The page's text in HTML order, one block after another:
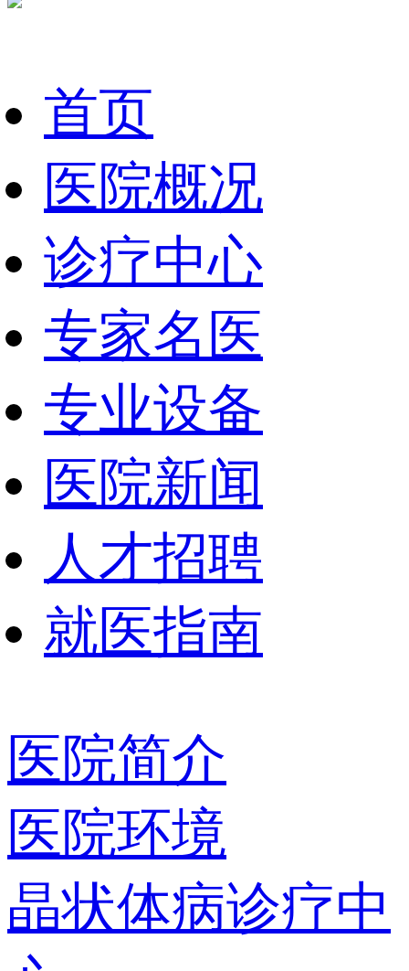
首页
医院概况
诊疗中心
专家名医
专业设备
医院新闻
人才招聘
就医指南
医院简介
医院环境
晶状体病诊疗中